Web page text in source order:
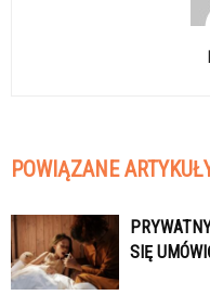
POWIĄZANE
SIĘ